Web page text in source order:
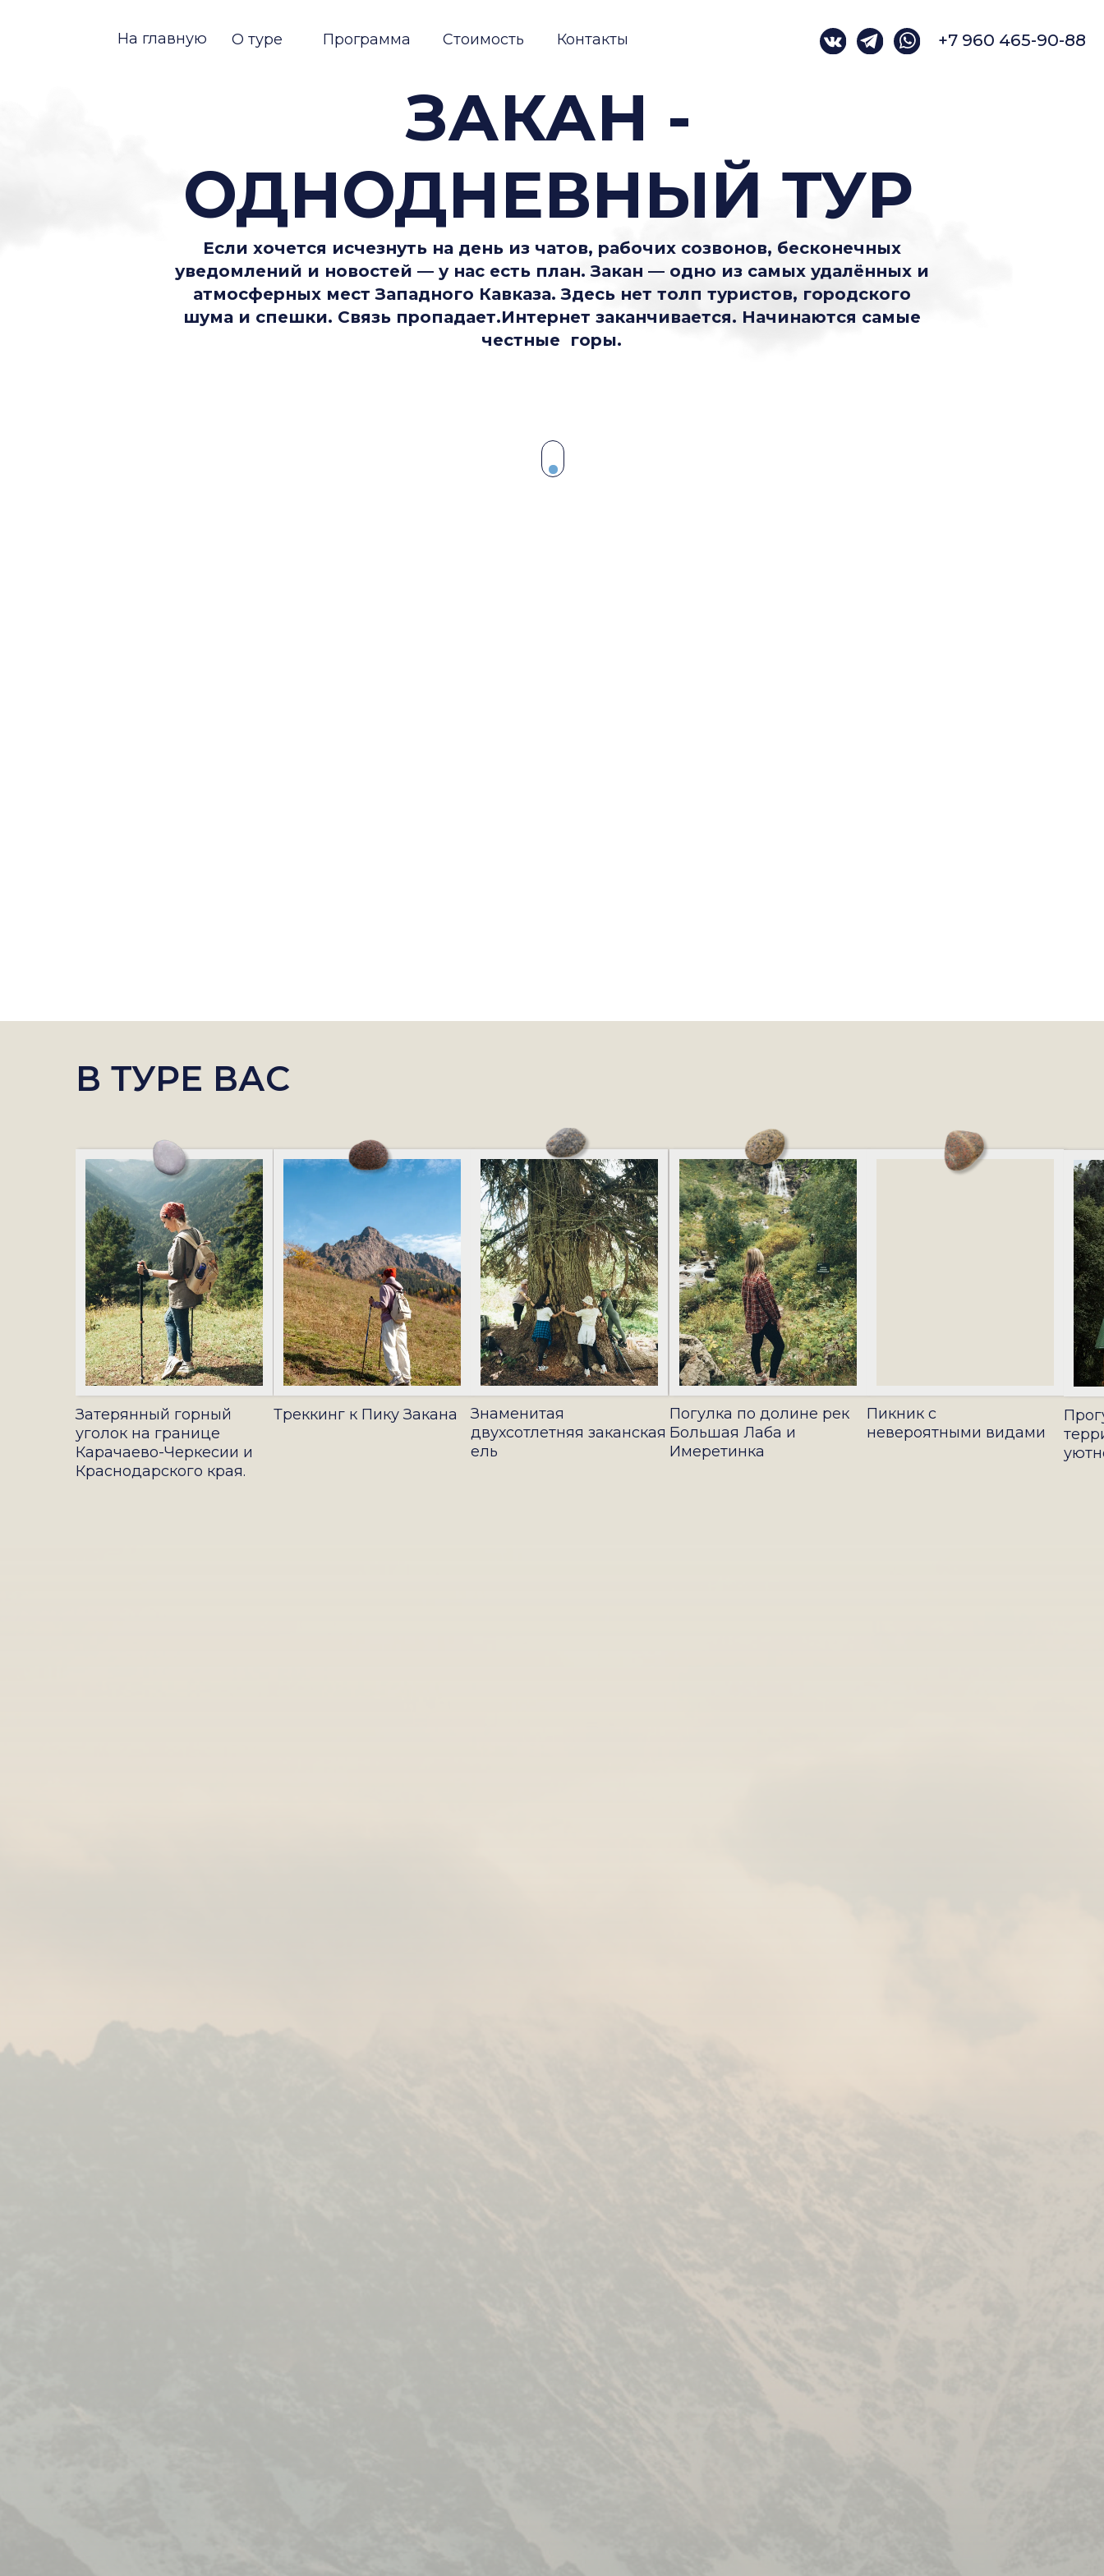
+7 960 465-90-88
О туре Программа Стоимость Контакты
Если хочется исчезнуть на день из чатов, рабочих созвонов, бесконечных
уведомлений и новостей — у нас есть план. Закан — одно из самых удалённых и
атмосферных мест Западного Кавказа. Здесь нет толп туристов, городского
шума и спешки. Связь пропадает.Интернет заканчивается. Начинаются самые
честные горы.
ЗАКАН -
ОДНОДНЕВНЫЙ ТУР
На главную
В ТУРЕ ВАС
Затерянный горный
уголок на границе
Карачаево-Черкесии и
Краснодарского края.
Треккинг к Пику Закана
Знаменитая
двухсотлетняя заканская
ель
Погулка по долине рек
Большая Лаба и
Имеретинка
Пикник с
невероятными видами